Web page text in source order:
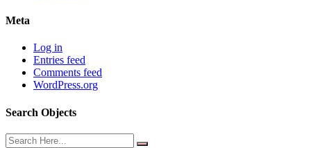
Meta
Log in
Entries feed
Comments feed
WordPress.org
Search Objects